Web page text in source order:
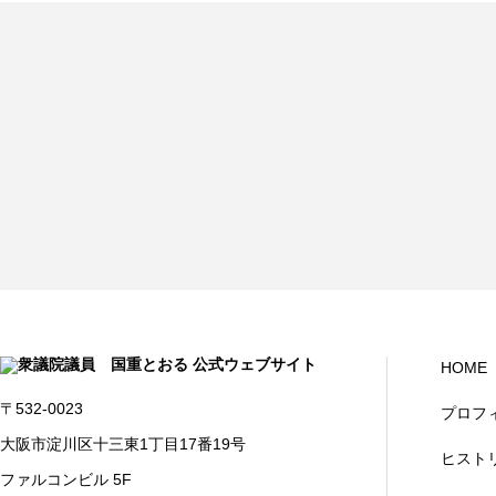
〒532-0023
大阪市淀川区十三東1丁目17番19号
ファルコンビル 5F
HOME
プロフ
ヒスト